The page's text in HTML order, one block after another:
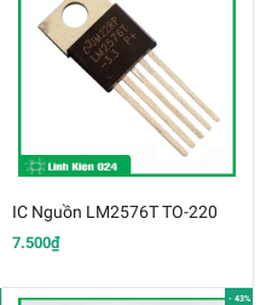
IC Nguồn LM2576T TO-220
7.500₫
- 43%